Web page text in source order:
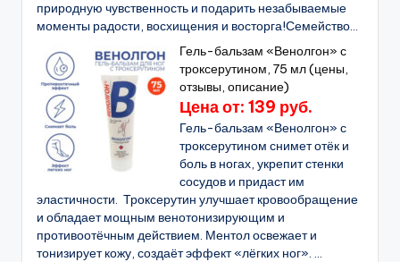
природную чувственность и подарить незабываемые
моменты радости, восхищения и восторга!Семейство...
Гель-бальзам «Венолгон» с
троксерутином, 75 мл (цены,
отзывы, описание)
Цена от: 139 руб.
Гель-бальзам «Венолгон» с
троксерутином снимет отёк и
боль в ногах, укрепит стенки
сосудов и придаст им
эластичности. Троксерутин улучшает кровообращение
и обладает мощным венотонизирующим и
противоотёчным действием. Ментол освежает и
тонизирует кожу, создаёт эффект «лёгких ног». ...